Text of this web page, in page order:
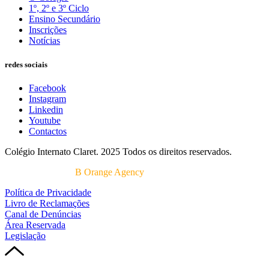
1º, 2º e 3º Ciclo
Ensino Secundário
Inscrições
Notícias
redes sociais
Facebook
Instagram
Linkedin
Youtube
Contactos
Colégio Internato Claret. 2025 Todos os direitos reservados.
B Orange Agency
Política de Privacidade
Livro de Reclamações
Canal de Denúncias
Área Reservada
Legislação